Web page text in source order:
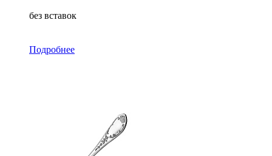
без вставок
Подробнее